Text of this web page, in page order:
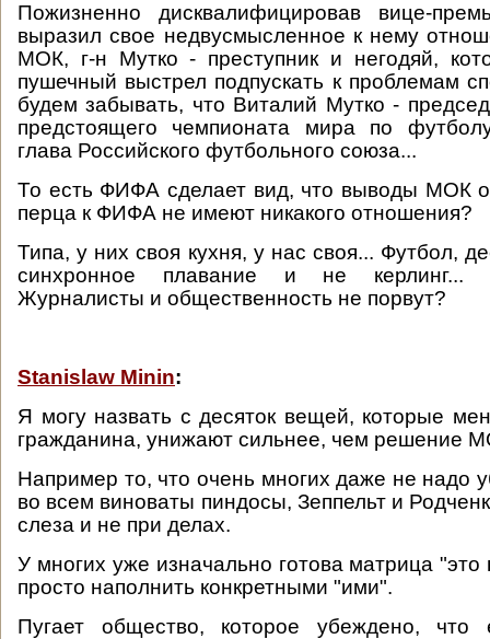
Пожизненно дисквалифицировав вице-
выразил свое недвусмысленное к нему
МОК, г-н Мутко - преступник и негодяй,
пушечный выстрел подпускать к проблемам
будем забывать, что Виталий Мутко -
предстоящего чемпионата мира по
глава Российского футбольного союза...
То есть ФИФА сделает вид, что выводы МОК
перца к ФИФА не имеют никакого отношения?
Типа, у них своя кухня, у нас своя... Футбол,
синхронное плавание и не керлинг...
Журналисты и общественность не порвут?
Stanislaw Minin:
Я могу назвать с десяток вещей, которые
гражданина, унижают сильнее, чем решение
Например то, что очень многих даже не надо
во всем виноваты пиндосы, Зеппельт и
слеза и не при делах.
У многих уже изначально готова матрица
просто наполнить конкретными "ими".
Пугает общество, которое убеждено,